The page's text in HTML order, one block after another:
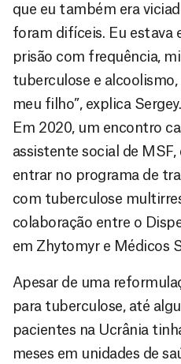
que eu também era
foram difíceis. Eu estava
prisão com frequência,
tuberculose e
meu filho”, explica Sergey.
Em 2020, um encontro
assistente social de MSF,
entrar no programa de
com tuberculose
colaboração entre o
em Zhytomyr e Médicos
Apesar de uma
para tuberculose, até
pacientes na Ucrânia
meses em unidades de